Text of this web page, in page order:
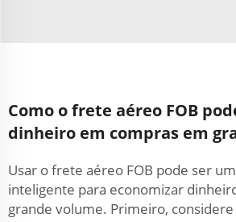
Como o frete aéreo FOB
dinheiro em compras em
Usar o frete aéreo FOB pode ser
inteligente para economizar
grande volume. Primeiro,